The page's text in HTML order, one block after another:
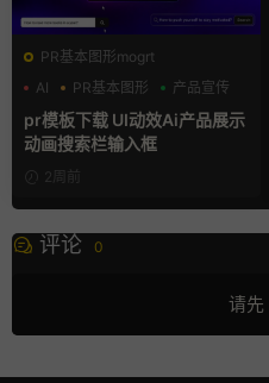
PR基本图形mogrt
AI
PR基本图形 产品宣传
pr模板下载 UI动效Ai产品展示
动画搜索栏输入框
2周前
评论 0
请先